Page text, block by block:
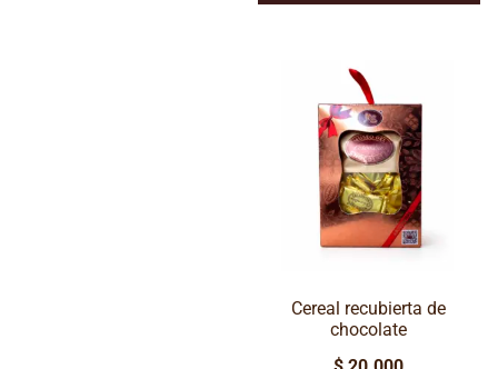
Cereal recubierta de
chocolate